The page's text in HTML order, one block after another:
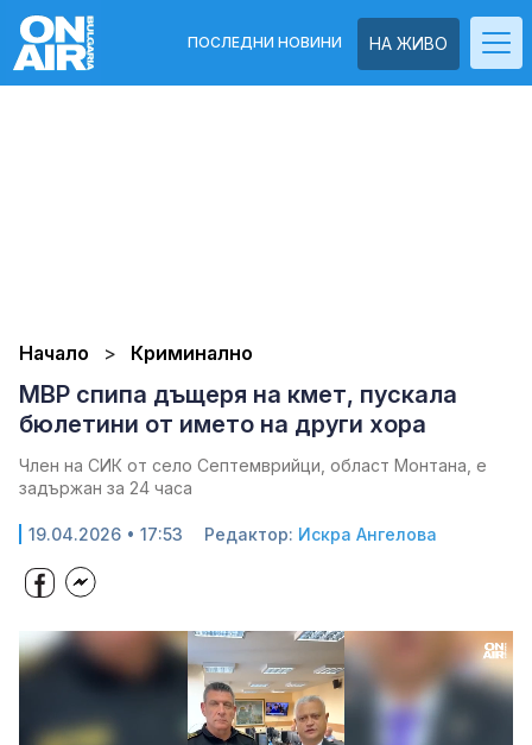
НА ЖИВО
ПОСЛЕДНИ НОВИНИ
Начало Криминално
МВР спипа дъщеря на кмет, пускала
бюлетини от името на други хора
Член на СИК от село Септемврийци, област Монтана, е
задържан за 24 часа
19.04.2026 • 17:53 Редактор: Искра Ангелова